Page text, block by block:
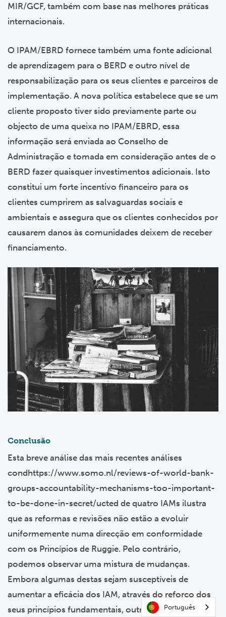
MIR/GCF, também com base nas melhores práticas
internacionais.
O IPAM/EBRD fornece também uma fonte adicional
de aprendizagem para o BERD e outro nível de
responsabilização para os seus clientes e parceiros de
implementação. A nova política estabelece que se um
cliente proposto tiver sido previamente parte ou
objecto de uma queixa no IPAM/EBRD, essa
informação será enviada ao Conselho de
Administração e tomada em consideração antes de o
BERD fazer quaisquer investimentos adicionais. Isto
constitui um forte incentivo financeiro para os
clientes cumprirem as salvaguardas sociais e
ambientais e assegura que os clientes conhecidos por
causarem danos às comunidades deixem de receber
financiamento.
Conclusão
Esta breve análise das mais recentes análises
condhttps://www.somo.nl/reviews-of-world-bank-
groups-accountability-mechanisms-too-important-
to-be-done-in-secret/ucted de quatro IAMs ilustra
que as reformas e revisões não estão a evoluir
uniformemente numa direcção em conformidade
com os Princípios de Ruggie. Pelo contrário,
podemos observar uma mistura de mudanças.
Embora algumas destas sejam susceptíveis de
aumentar a eficácia dos IAM, através do reforço dos
seus princípios fundamentais, outras são susceptíveis
Português